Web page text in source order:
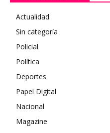
Actualidad
Sin categoría
Policial
Política
Deportes
Papel Digital
Nacional
Magazine